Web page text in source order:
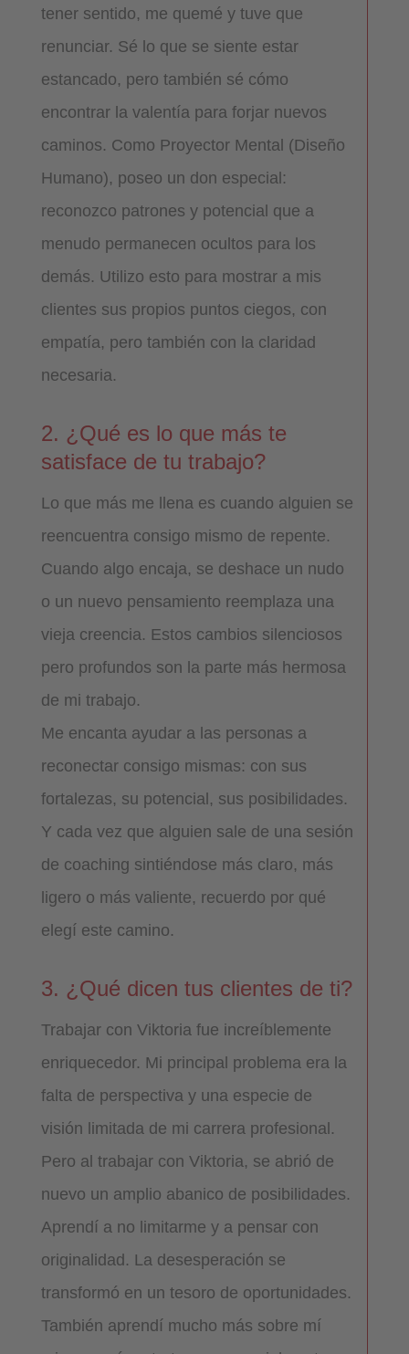
tener sentido, me quemé y tuve que
renunciar. Sé lo que se siente estar
estancado, pero también sé cómo
encontrar la valentía para forjar nuevos
caminos. Como Proyector Mental (Diseño
Humano), poseo un don especial:
reconozco patrones y potencial que a
menudo permanecen ocultos para los
demás. Utilizo esto para mostrar a mis
clientes sus propios puntos ciegos, con
empatía, pero también con la claridad
necesaria.
2. ¿Qué es lo que más te
satisface de tu trabajo?
Lo que más me llena es cuando alguien se
reencuentra consigo mismo de repente.
Cuando algo encaja, se deshace un nudo
o un nuevo pensamiento reemplaza una
vieja creencia. Estos cambios silenciosos
pero profundos son la parte más hermosa
de mi trabajo.
Me encanta ayudar a las personas a
reconectar consigo mismas: con sus
fortalezas, su potencial, sus posibilidades.
Y cada vez que alguien sale de una sesión
de coaching sintiéndose más claro, más
ligero o más valiente, recuerdo por qué
elegí este camino.
3. ¿Qué dicen tus clientes de ti?
Trabajar con Viktoria fue increíblemente
enriquecedor. Mi principal problema era la
falta de perspectiva y una especie de
visión limitada de mi carrera profesional.
Pero al trabajar con Viktoria, se abrió de
nuevo un amplio abanico de posibilidades.
Aprendí a no limitarme y a pensar con
originalidad. La desesperación se
transformó en un tesoro de oportunidades.
También aprendí mucho más sobre mí